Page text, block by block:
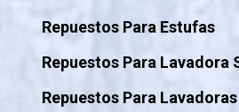
Repuestos Para Estufas
Repuestos Para Lavadora
Repuestos Para Lavadoras